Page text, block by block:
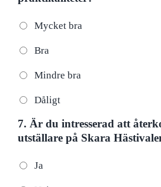
Mycket bra
Bra
Mindre bra
Dåligt
7. Är du intresserad att
utställare på Skara
Ja